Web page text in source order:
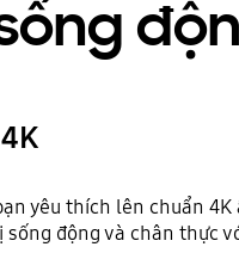
yêu thích lên chuẩn
động và chân thực